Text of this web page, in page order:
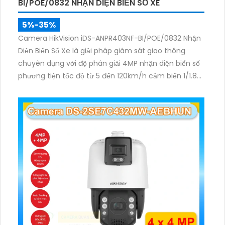
BI/POE/0832 NHẬN DIỆN BIỂN SỐ XE
5%-35%
Camera HikVision iDS-ANPR403NF-BI/POE/0832 Nhận
Diện Biển Số Xe là giải pháp giám sát giao thông
chuyên dụng với độ phân giải 4MP nhận diện biển số
phương tiện tốc độ từ 5 đến 120km/h cảm biến 1/1.8
ảnh rõ nét.